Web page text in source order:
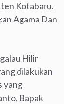
Kotabaru.
Agama Dan
Hilir
dilakukan
yang
Bapak